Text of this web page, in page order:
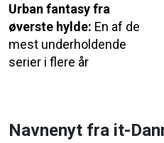
Urban fantasy fra
øverste hylde: En af de
mest underholdende
serier i flere år
Navnenyt fra it-